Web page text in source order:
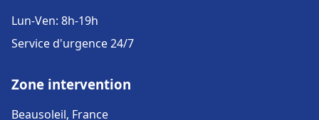
Lun-Ven: 8h-19h
Service d'urgence 24/7
Zone intervention
Beausoleil, France